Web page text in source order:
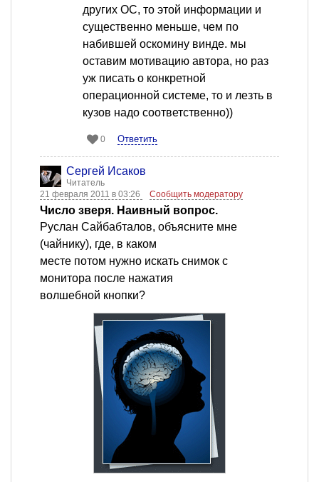
других ОС, то этой информации и
существенно меньше, чем по
набившей оскомину винде. мы
оставим мотивацию автора, но раз
уж писать о конкретной
операционной системе, то и лезть в
кузов надо соответственно))
0 Ответить
Сергей Исаков
Читатель
21 февраля 2011 в 03:26
Сообщить модератору
Число зверя. Наивный вопрос.
Руслан Сайбабталов, объясните мне
(чайнику), где, в каком
месте потом нужно искать снимок с
монитора после нажатия
волшебной кнопки?